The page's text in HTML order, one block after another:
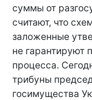
суммы от
считают, что
заложенные
не гарантируют
процесса.
трибуны
госимущества